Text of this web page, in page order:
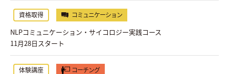
資格取得 コミュニケーション
NLPコミュニケーション・サイコロジー実践コース
11月28日スタート
体験講座 コーチング